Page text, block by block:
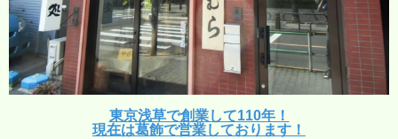
東京浅草で創業して110年！
現在は葛飾で営業しております！